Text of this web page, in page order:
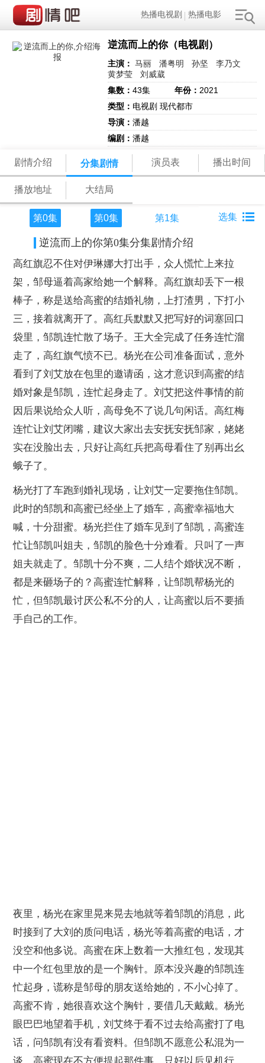
热播电视剧 热播电影
逆流而上的你（电视剧）
主演： 马丽 潘粤明 孙坚
李乃文
黄梦莹
刘威葳
集数：43集 年份： 2021
类型： 电视剧 现代都市
导演：潘越
编剧：潘越
剧情介绍 分集剧情 演员表 播出时间
播放地址 大结局
第0集 第0集 第1集
逆流而上的你第0集分集剧情介绍
高红旗忍不住对伊琳娜大打出手，众人慌忙上来拉
架，邹母逼着高家给她一个解释。高红旗却丢下一根
棒子，称是送给高蜜的结婚礼物，上打渣男，下打小
三，接着就离开了。高红兵默默又把写好的词塞回口
袋里，邹凯连忙散了场子。王大全完成了任务连忙溜
走了，高红旗气愤不已。杨光在公司准备面试，意外
看到了刘艾放在包里的邀请函，这才意识到高蜜的结
婚对象是邹凯，连忙起身走了。刘艾把这件事情的前
因后果说给众人听，高母免不了说几句闲话。高红梅
连忙让刘艾闭嘴，建议大家出去安抚安抚邹家，姥姥
实在没脸出去，只好让高红兵把高母看住了别再出幺
蛾子了。
杨光打了车跑到婚礼现场，让刘艾一定要拖住邹凯。
此时的邹凯和高蜜已经坐上了婚车，高蜜幸福地大
喊，十分甜蜜。杨光拦住了婚车见到了邹凯，高蜜连
忙让邹凯叫姐夫，邹凯的脸色十分难看。只叫了一声
姐夫就走了。邹凯十分不爽，二人结个婚状况不断，
都是来砸场子的？高蜜连忙解释，让邹凯帮杨光的
忙，但邹凯最讨厌公私不分的人，让高蜜以后不要插
手自己的工作。
夜里，杨光在家里晃来晃去地就等着邹凯的消息，此
时接到了大刘的质问电话，杨光等着高蜜的电话，才
没空和他多说。高蜜在床上数着一大推红包，发现其
中一个红包里放的是一个胸针。原本没兴趣的邹凯连
忙起身，谎称是邹母的朋友送给她的，不小心掉了。
高蜜不肯，她很喜欢这个胸针，要借几天戴戴。杨光
眼巴巴地望着手机，刘艾终于看不过去给高蜜打了电
话，问邹凯有没有看资料。但邹凯不愿意公私混为一
谈，高蜜现在不方便提起那件事，只好以后见机行